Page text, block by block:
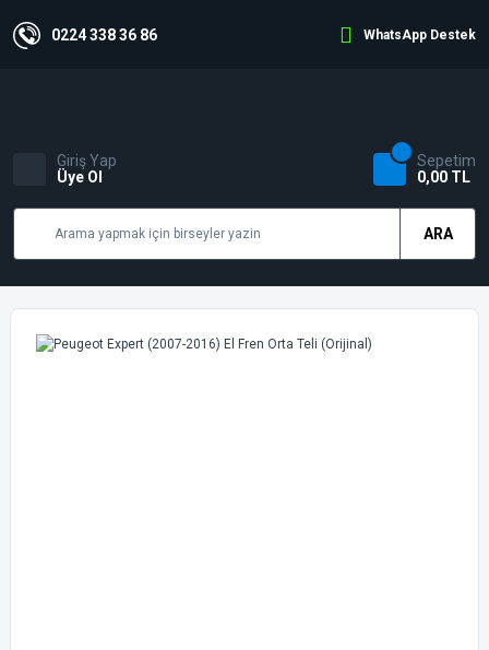
0224 338 36 86 WhatsApp Destek
ARA
Giriş Yap
Üye Ol
Sepetim
0,00 TL